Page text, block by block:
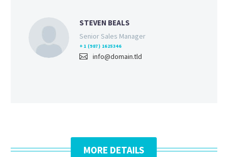
STEVEN BEALS
Senior Sales Manager
+1 (987) 1625346
info@domain.tld
MORE DETAILS